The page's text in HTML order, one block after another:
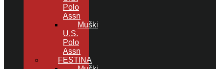
Polo
Assn
Muški
U.S.
Polo
Assn
FESTINA